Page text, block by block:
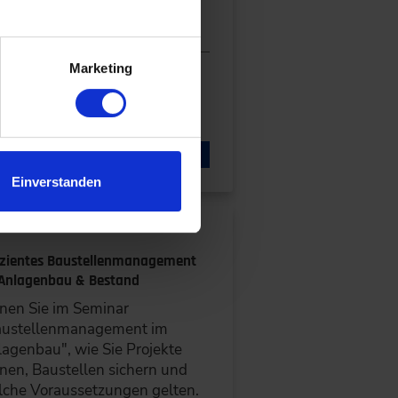
Marketing
Einverstanden
DETAILS & BUCHEN
Baustellenmanagement
& Bestand
Sie im Seminar
im
wie Sie Projekte
Baustellen sichern und
Voraussetzungen gelten.